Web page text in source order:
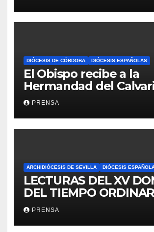
DIÓCESIS DE CÓRDOBA DIÓCESIS ESPAÑOLAS
El Obispo recibe a la
Hermandad del
PRENSA
ARCHIDIÓCESIS DE SEVILLA DIÓCESIS
LECTURAS DEL XV
DEL TIEMPO
PRENSA